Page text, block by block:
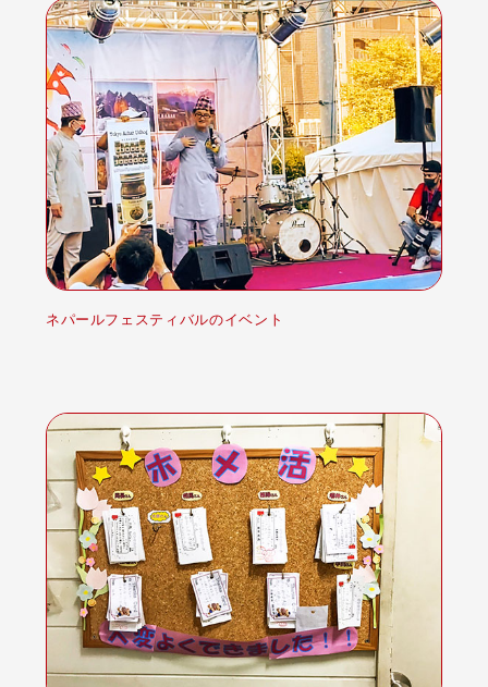
ネパールフェスティバルのイベント